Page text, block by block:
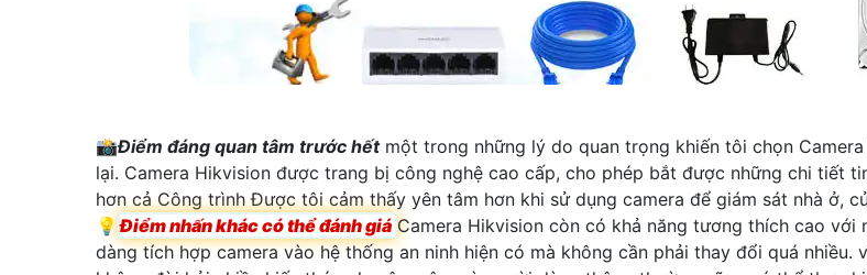
📸Điểm đáng quan tâm trước hếtmột trong những lý do quan trọng khiến tôi chọn
lại. Camera Hikvision được trang bị công nghệ cao cấp, cho phép bắt được những chi tiết
hơn cả Công trình Được tôi cảm thấy yên tâm hơn khi sử dụng camera để giám sát nhà ở,
💡 Điểm nhấn khác có thể đánh giá Camera Hikvision còn có khả năng tương thích cao với
dàng tích hợp camera vào hệ thống an ninh hiện có mà không cần phải thay đổi quá